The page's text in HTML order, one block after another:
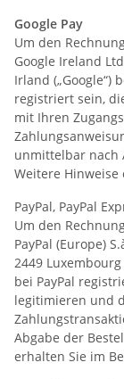
Google Pay
Um den
Google Ireland
Irland („Google“)
registriert sein,
mit Ihren
unmittelbar nach
Weitere Hinweise
PayPal, PayPal
Um den
PayPal (Europe)
2449 Luxembourg
bei PayPal
legitimieren und
Abgabe der
erhalten Sie im